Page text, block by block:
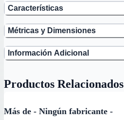
Características
Métricas y Dimensiones
Información Adicional
Productos Relacionados
Más de - Ningún fabricante -